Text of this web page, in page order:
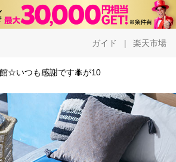
ガイド 楽天市場
☆いつも感謝です🐜が10